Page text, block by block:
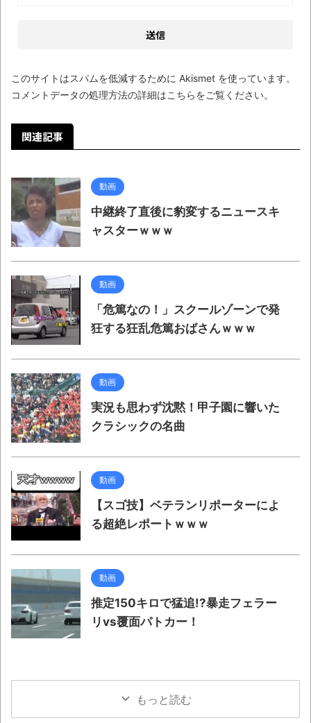
Powered by livedoor 相互RSS
このサイトはスパムを低減するために Akismet を使っています。
コメントデータの処理方法の詳細はこちらをご覧ください。
関連記事
動画
中継終了直後に豹変するニュースキ
ャスターｗｗｗ
動画
「危篤なの！」スクールゾーンで発
狂する狂乱危篤おばさんｗｗｗ
動画
実況も思わず沈黙！甲子園に響いた
クラシックの名曲
動画
【スゴ技】ベテランリポーターによ
る超絶レポートｗｗｗ
動画
推定150キロで猛追!?暴走フェラー
リvs覆面パトカー！
もっと読む